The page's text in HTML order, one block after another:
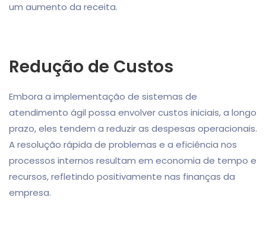
um aumento da receita.
Redução de Custos
Embora a implementação de sistemas de
atendimento ágil possa envolver custos iniciais, a longo
prazo, eles tendem a reduzir as despesas operacionais.
A resolução rápida de problemas e a eficiência nos
processos internos resultam em economia de tempo e
recursos, refletindo positivamente nas finanças da
empresa.